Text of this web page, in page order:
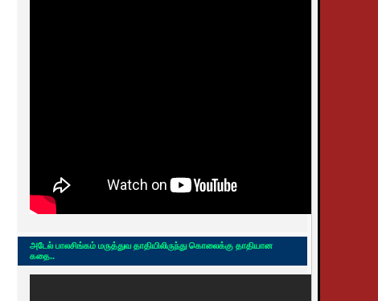
அடேல் பாலசிங்கம் மருத்துவ தாதியிலிருந்து கொலைக்கு தாதியான
கதை..